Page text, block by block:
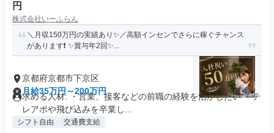
円
株式会社いーふらん
＼月収150万円の実績あり✨／高額インセンでさらに稼ぐチャンス
があります❗ ✨賞与年2回✨...
京都府京都市下京区
月給35万円～200万円
求める人材: ・営業、接客などの前職の経験を活かしたい ・テ
レアポや飛び込みを卒業し...
シフト自由 交通費支給